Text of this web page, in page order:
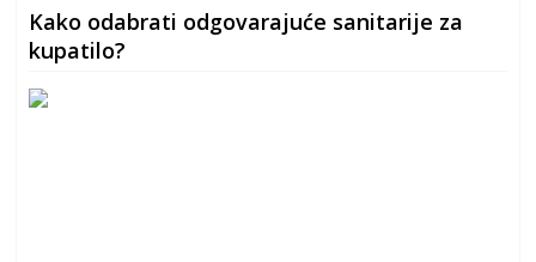
Kako odabrati odgovarajuće sanitarije za
kupatilo?